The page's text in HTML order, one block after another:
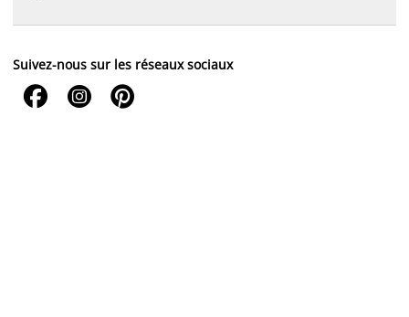
Suivez-nous sur les réseaux sociaux
  